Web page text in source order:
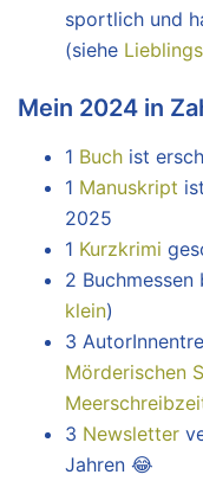
sportlich und
(siehe
Mein 2024 in
1 Buch ist
1 Manuskript
2025
1 Kurzkrimi
2 Buchmessen
klein)
3
Mörderischen
3 Newsletter
Jahren 😂